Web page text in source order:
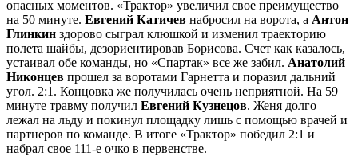
опасных моментов. «Трактор» увеличил свое преимущество
на 50 минуте. Евгений Катичев набросил на ворота, а Антон
Глинкин здорово сыграл клюшкой и изменил траекторию
полета шайбы, дезориентировав Борисова. Счет как казалось,
устаивал обе команды, но «Спартак» все же забил. Анатолий
Никонцев прошел за воротами Гарнетта и поразил дальний
угол. 2:1. Концовка же получилась очень неприятной. На 59
минуте травму получил Евгений Кузнецов. Женя долго
лежал на льду и покинул площадку лишь с помощью врачей и
партнеров по команде. В итоге «Трактор» победил 2:1 и
набрал свое 111-е очко в первенстве.